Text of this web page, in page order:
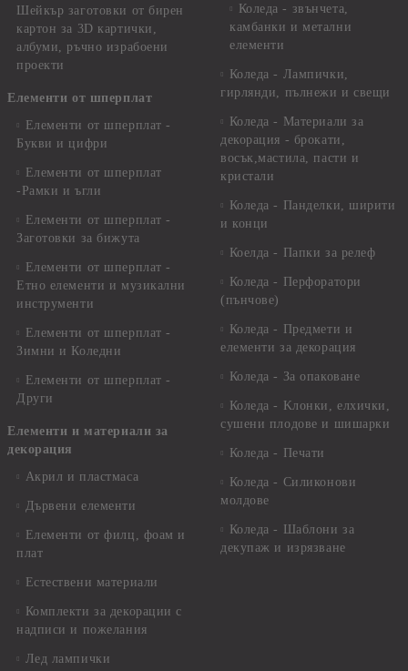
Шейкър заготовки от бирен
картон за 3D картички,
албуми, ръчно израбоени
проекти
Елементи от шперплат
Елементи от шперплат -
Букви и цифри
Елементи от шперплат
-Рамки и ъгли
Елементи от шперплат -
Заготовки за бижута
Елементи от шперплат -
Етно елементи и музикални
инструменти
Елементи от шперплат -
Зимни и Коледни
Елементи от шперплат -
Други
Елементи и материали за
декорация
Акрил и пластмаса
Дървени елементи
Елементи от филц, фоам и
плат
Естествени материали
Комплекти за декорации с
надписи и пожелания
Лед лампички
Коледа - звънчета,
камбанки и метални
елементи
Коледа - Лампички,
гирлянди, пълнежи и свещи
Коледа - Материали за
декорация - брокати,
восък,мастила, пасти и
кристали
Коледа - Панделки, ширити
и конци
Коелда - Папки за релеф
Коледа - Перфоратори
(пънчове)
Коледа - Предмети и
елементи за декорация
Коледа - За опаковане
Коледа - Kлонки, елхички,
сушени плодове и шишарки
Коледа - Печати
Коледа - Силиконови
молдове
Коледа - Шаблони за
декупаж и изрязване